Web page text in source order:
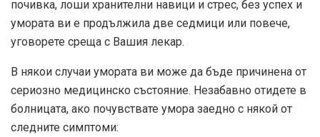
почивка, лоши хранителни навици и стрес, без успех и
умората ви е продължила две седмици или повече,
уговорете среща с Вашия лекар.
В някои случаи умората ви може да бъде причинена от
сериозно медицинско състояние. Незабавно отидете в
болницата, ако почувствате умора заедно с някой от
следните симптоми: